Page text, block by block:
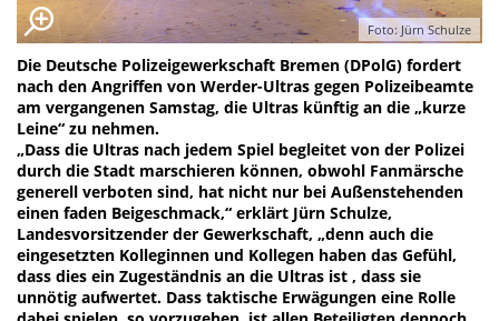
Foto: Jürn Schulze
Die Deutsche Polizeigewerkschaft Bremen (DPolG) fordert
nach den Angriffen von Werder-Ultras gegen Polizeibeamte
am vergangenen Samstag, die Ultras künftig an die „kurze
Leine“ zu nehmen.
„Dass die Ultras nach jedem Spiel begleitet von der Polizei
durch die Stadt marschieren können, obwohl Fanmärsche
generell verboten sind, hat nicht nur bei Außenstehenden
einen faden Beigeschmack,“ erklärt Jürn Schulze,
Landesvorsitzender der Gewerkschaft, „denn auch die
eingesetzten Kolleginnen und Kollegen haben das Gefühl,
dass dies ein Zugeständnis an die Ultras ist , dass sie
unnötig aufwertet. Dass taktische Erwägungen eine Rolle